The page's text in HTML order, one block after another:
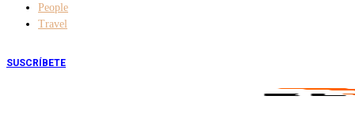
People
Travel
SUSCRÍBETE